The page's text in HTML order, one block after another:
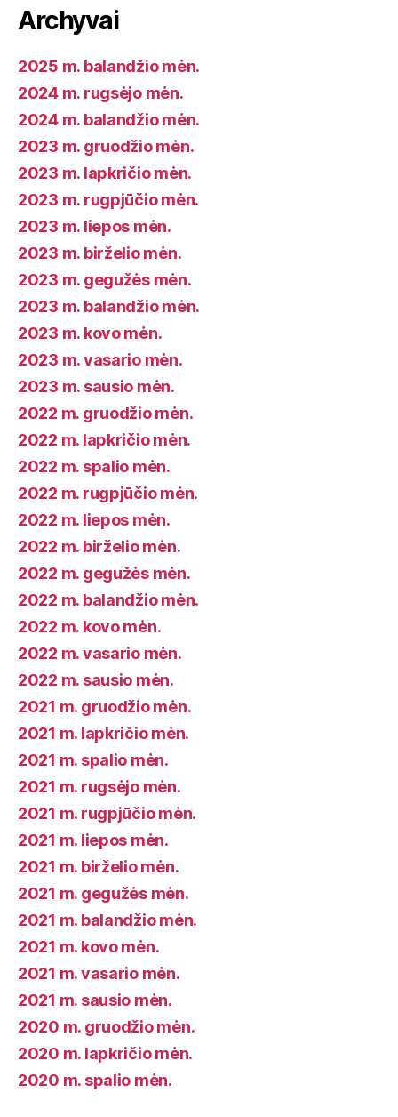
Archyvai
2025 m. balandžio mėn.
2024 m. rugsėjo mėn.
2024 m. balandžio mėn.
2023 m. gruodžio mėn.
2023 m. lapkričio mėn.
2023 m. rugpjūčio mėn.
2023 m. liepos mėn.
2023 m. birželio mėn.
2023 m. gegužės mėn.
2023 m. balandžio mėn.
2023 m. kovo mėn.
2023 m. vasario mėn.
2023 m. sausio mėn.
2022 m. gruodžio mėn.
2022 m. lapkričio mėn.
2022 m. spalio mėn.
2022 m. rugpjūčio mėn.
2022 m. liepos mėn.
2022 m. birželio mėn.
2022 m. gegužės mėn.
2022 m. balandžio mėn.
2022 m. kovo mėn.
2022 m. vasario mėn.
2022 m. sausio mėn.
2021 m. gruodžio mėn.
2021 m. lapkričio mėn.
2021 m. spalio mėn.
2021 m. rugsėjo mėn.
2021 m. rugpjūčio mėn.
2021 m. liepos mėn.
2021 m. birželio mėn.
2021 m. gegužės mėn.
2021 m. balandžio mėn.
2021 m. kovo mėn.
2021 m. vasario mėn.
2021 m. sausio mėn.
2020 m. gruodžio mėn.
2020 m. lapkričio mėn.
2020 m. spalio mėn.